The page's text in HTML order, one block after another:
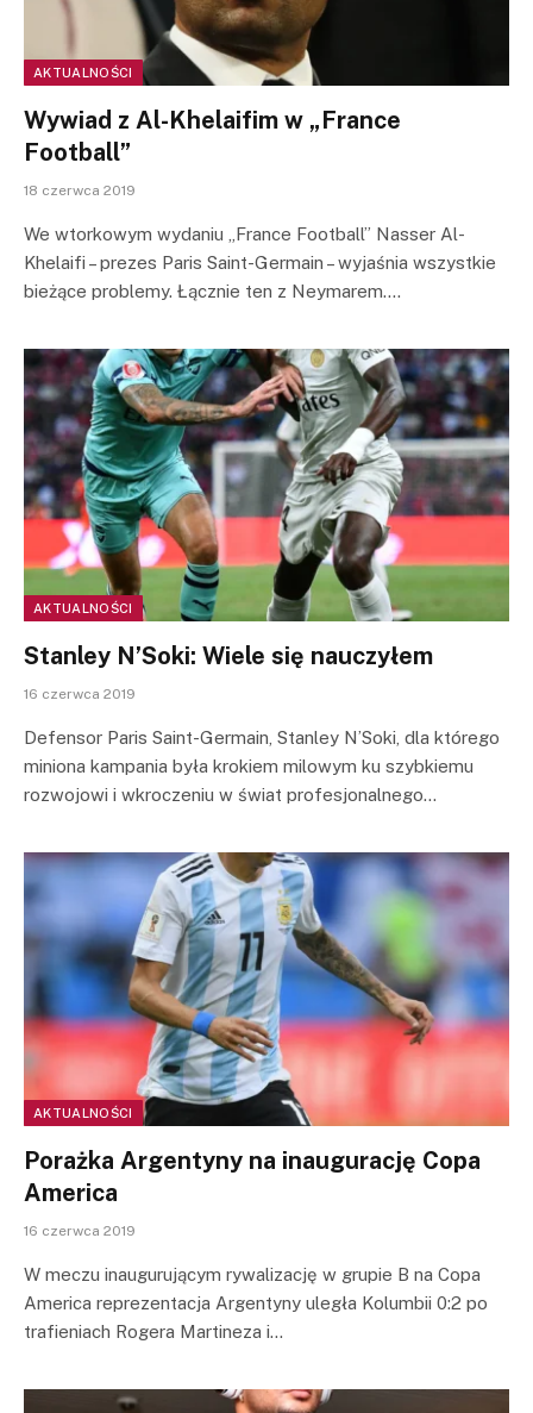
AKTUALNOŚCI
Wywiad z Al-Khelaifim w „France
Football”
18 czerwca 2019
We wtorkowym wydaniu „France Football” Nasser Al-
Khelaifi – prezes Paris Saint-Germain – wyjaśnia wszystkie
bieżące problemy. Łącznie ten z Neymarem.…
AKTUALNOŚCI
Stanley N’Soki: Wiele się nauczyłem
16 czerwca 2019
Defensor Paris Saint-Germain, Stanley N’Soki, dla którego
miniona kampania była krokiem milowym ku szybkiemu
rozwojowi i wkroczeniu w świat profesjonalnego…
AKTUALNOŚCI
Porażka Argentyny na inaugurację Copa
America
16 czerwca 2019
W meczu inaugurującym rywalizację w grupie B na Copa
America reprezentacja Argentyny uległa Kolumbii 0:2 po
trafieniach Rogera Martineza i…